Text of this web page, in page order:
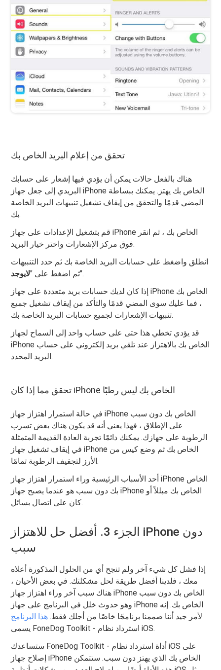
تحقق من إعلام البريد الخاص بك
هناك بالفعل حالات يمكن أن يؤدي فيها إشعار على حسابك
البريدي إلى جعل جهاز iPhone الخاص بك يهتز. يمكنك ببساطة
المضي قدمًا والتحقق من إيقاف تشغيل تنبيهات البريد الخاصة
بك.
قم بتشغيل الإعدادات على جهاز iPhone الخاص بك ، ثم انقر
فوق مركز الإشعارات واختر خيار البريد.
انطلق واضغط على حسابات البريد الخاصة بك ثم حدد التنبيهات
ثم اضغط على "لايوجد
".
إذا كان لديك حسابات بريد متعددة على جهاز iPhone الخاص بك
، فما عليك سوى المضي قدمًا والتأكد من إيقاف تشغيل جميع
تنبيهات الإشعارات لجميع حسابات البريد الخاصة بك.
قد يؤدي تخطي هذا حتى على حساب واحد إلى السماح لجهاز
iPhone الخاص بك بالاهتزاز عند تلقي بريد إلكتروني على حساب
البريد المحدد.
تحقق مما إذا كان iPhone الخاص بك ليس رطبًا
في حالة استمرار اهتزاز جهاز iPhone الخاص بك دون سبب
على الإطلاق ، فهذا يعني أنه قد يكون هناك بعض تسرب
الرطوبة على جهازك. يمكنك دائمًا تجربة العادة القديمة المتمثلة
في إيقاف تشغيل جهاز iPhone الخاص بك ثم وضع كيس من
الأرز لتجفيف الرطوبة تمامًا.
أحد الأسباب الرئيسية وراء استمرار اهتزاز جهاز iPhone الخاص
بك دون سبب هو عندما يصبح جهاز iPhone الخاص بك مبللاً أو
كان على اتصال بسائل.
الجزء 3. أفضل حل للاهتزاز iPhone دون
سبب
إذا فشل كل شيء آخر ولم تنجح أي من الحلول المذكورة أعلاه
معك ، فلدينا أفضل طريقة لحل مشكلتك. في بعض الأحيان ،
هناك سبب آخر وراء اهتزاز جهاز iPhone الخاص بك دون سبب
وهو حدوث خلل في البرنامج على جهاز iPhone الخاص بك. إنه
لأمر جيد أننا صممنا برنامجًا خاصًا من أجلك فقط. هذا البرنامج
يسمى FoneDog Toolkit - استرداد نظام iOS.
ستساعدك FoneDog Toolkit - أداة استرداد نظام iOS على
إصلاح جهاز iPhone الخاص بك الذي يهتز دون سبب. ستتمكن